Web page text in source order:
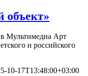
объект»
в Мультимедиа Арт
и российского
10-17T13:48:00+03:00